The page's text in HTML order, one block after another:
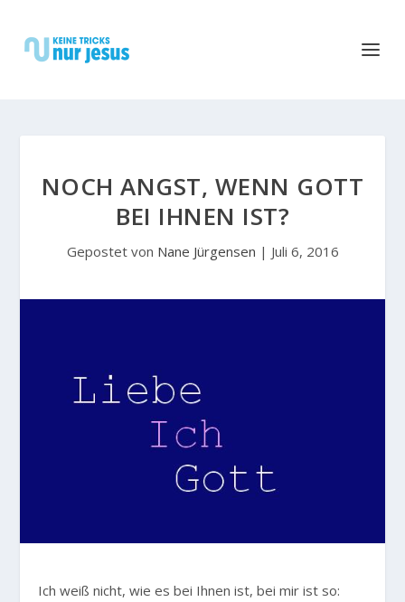
NOCH ANGST, WENN GOTT
BEI IHNEN IST?
Gepostet von Nane Jürgensen | Juli 6, 2016
Ich weiß nicht, wie es bei Ihnen ist, bei mir ist so: